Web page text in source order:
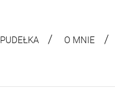
PUDEŁKA O MNIE